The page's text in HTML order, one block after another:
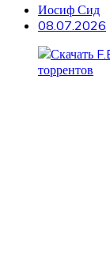
Иосиф Сид
08.07.2026